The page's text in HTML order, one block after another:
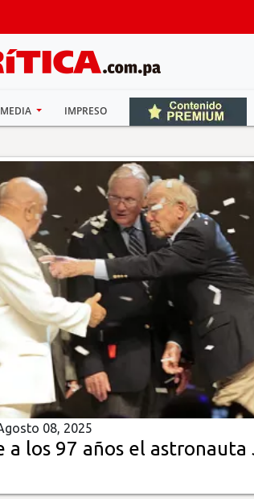
IMPRESO
08, 2025
a los 97 años el astronauta